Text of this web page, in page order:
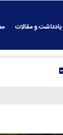
یادداشت و مقالات